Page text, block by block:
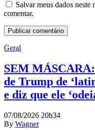
Salvar meus dados
comentar.
Geral
SEM
de Trump de
e diz que ele
07/08/2026 20h34
By Wagner